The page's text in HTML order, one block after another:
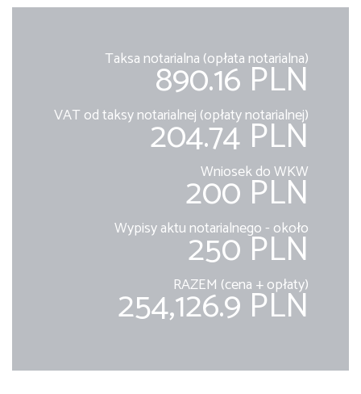
Taksa notarialna (opłata notarialna)
890.16 PLN
VAT od taksy notarialnej (opłaty notarialnej)
204.74 PLN
Wniosek do WKW
200 PLN
Wypisy aktu notarialnego - około
250 PLN
RAZEM (cena + opłaty)
254,126.9 PLN